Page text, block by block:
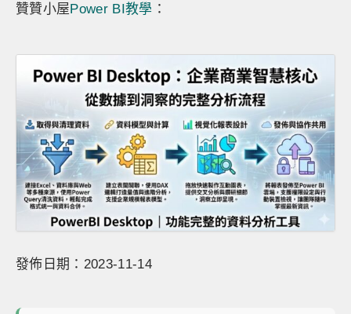
贊贊小屋Power BI教學 ：
發佈日期：2023-11-14